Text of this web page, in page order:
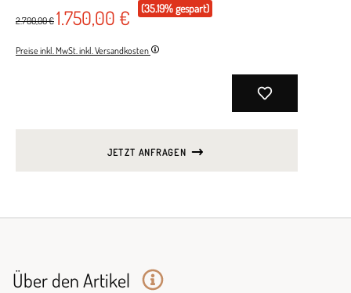
2.700,00 € 1.750,00 € (35.19% gespart)
Preise inkl. MwSt. inkl. Versandkosten
JETZT ANFRAGEN
Über den Artikel